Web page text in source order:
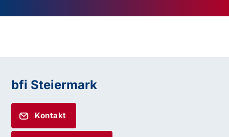
bfi Steiermark
Kontakt